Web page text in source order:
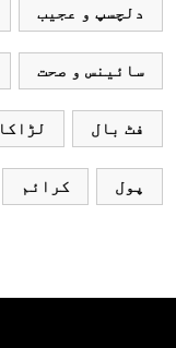
دلچسپ و عجیب
سائینس و صحت
فٹ بال لڑاکا
پول کرائم